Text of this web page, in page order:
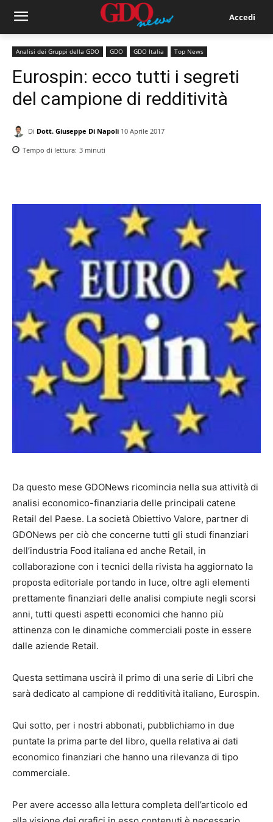
Accedi
Analisi dei Gruppi della GDO GDO GDO Italia Top News
Eurospin: ecco tutti i segreti
del campione di redditività
Di Dott. Giuseppe Di Napoli 10 Aprile 2017
Tempo di lettura: 3 minuti
Da questo mese GDONews ricomincia nella sua attività di
analisi economico-finanziaria delle principali catene
Retail del Paese. La società Obiettivo Valore, partner di
GDONews per ciò che concerne tutti gli studi finanziari
dell’industria Food italiana ed anche Retail, in
collaborazione con i tecnici della rivista ha aggiornato la
proposta editoriale portando in luce, oltre agli elementi
prettamente finanziari delle analisi compiute negli scorsi
anni, tutti questi aspetti economici che hanno più
attinenza con le dinamiche commerciali poste in essere
dalle aziende Retail.
Questa settimana uscirà il primo di una serie di Libri che
sarà dedicato al campione di redditività italiano, Eurospin.
Qui sotto, per i nostri abbonati, pubblichiamo in due
puntate la prima parte del libro, quella relativa ai dati
economico finanziari che hanno una rilevanza di tipo
commerciale.
Per avere accesso alla lettura completa dell’articolo ed